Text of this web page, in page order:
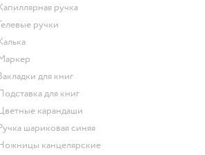
Капиллярная ручка
Гелевые ручки
Калька
Маркер
Закладки для книг
Подставка для книг
Цветные карандаши
Ручка шариковая синяя
Ножницы канцелярские